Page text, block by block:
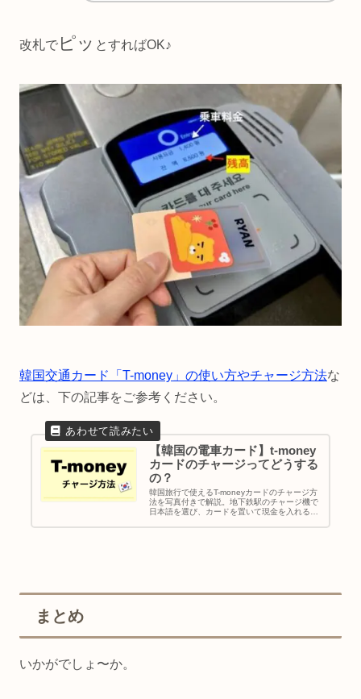
改札で ピッ とすればOK♪
韓国交通カード「T-money」の使い方やチャージ方法な
どは、下の記事をご参考ください。
【韓国の電車カード】t-money
カードのチャージってどうする
の？
韓国旅行で使えるT-moneyカードのチャージ方
法を写真付きで解説。地下鉄駅のチャージ機で
日本語を選び、カードを置いて現金を入れる流
戻し・クレカ払い・日本で買えるか・コンビニ
まとめ
いかがでしょ〜か。